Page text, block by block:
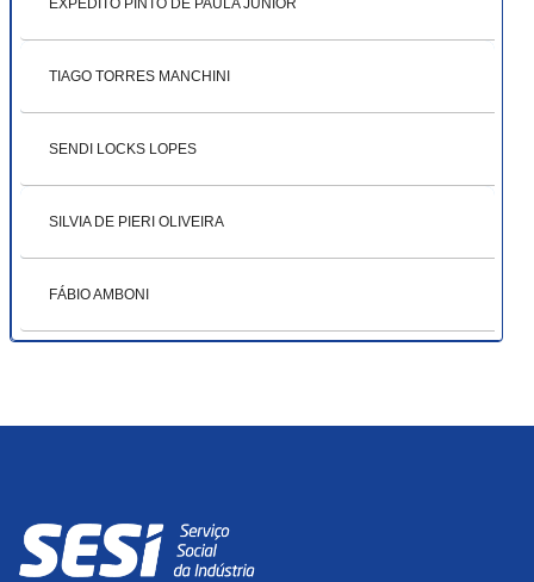
TIAGO TORRES MANCHINI
SENDI LOCKS LOPES
SILVIA DE PIERI OLIVEIRA
FÁBIO AMBONI